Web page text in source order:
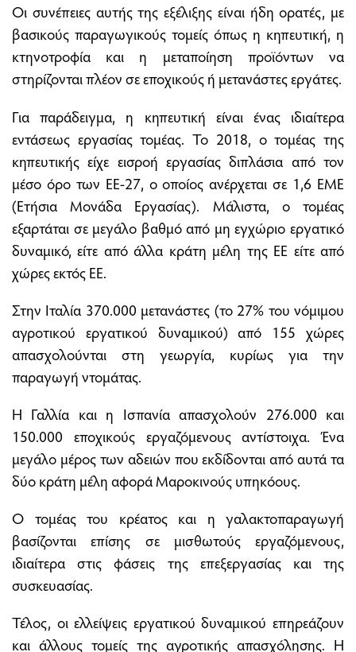
Οι συνέπειες αυτής της εξέλιξης είναι ήδη ορατές, με
βασικούς παραγωγικούς τομείς όπως η κηπευτική, η
κτηνοτροφία και η μεταποίηση προϊόντων να
στηρίζονται πλέον σε εποχικούς ή μετανάστες εργάτες.
Για παράδειγμα, η κηπευτική είναι ένας ιδιαίτερα
εντάσεως εργασίας τομέας. Το 2018, ο τομέας της
κηπευτικής είχε εισροή εργασίας διπλάσια από τον
μέσο όρο των ΕΕ-27, ο οποίος ανέρχεται σε 1,6 ΕΜΕ
(Ετήσια Μονάδα Εργασίας). Μάλιστα, ο τομέας
εξαρτάται σε μεγάλο βαθμό από μη εγχώριο εργατικό
δυναμικό, είτε από άλλα κράτη μέλη της ΕΕ είτε από
χώρες εκτός ΕΕ.
Στην Ιταλία 370.000 μετανάστες (το 27% του νόμιμου
αγροτικού εργατικού δυναμικού) από 155 χώρες
απασχολούνται στη γεωργία, κυρίως για την
παραγωγή ντομάτας.
Η Γαλλία και η Ισπανία απασχολούν 276.000 και
150.000 εποχικούς εργαζόμενους αντίστοιχα. Ένα
μεγάλο μέρος των αδειών που εκδίδονται από αυτά τα
δύο κράτη μέλη αφορά Μαροκινούς υπηκόους.
Ο τομέας του κρέατος και η γαλακτοπαραγωγή
βασίζονται επίσης σε μισθωτούς εργαζόμενους,
ιδιαίτερα στις φάσεις της επεξεργασίας και της
συσκευασίας.
Τέλος, οι ελλείψεις εργατικού δυναμικού επηρεάζουν
και άλλους τομείς της αγροτικής απασχόλησης. Η